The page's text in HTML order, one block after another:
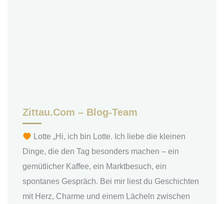
Zittau.com – Blog-Team
Lotte „Hi, ich bin Lotte. Ich liebe die kleinen
Dinge, die den Tag besonders machen – ein
gemütlicher Kaffee, ein Marktbesuch, ein
spontanes Gespräch. Bei mir liest du Geschichten
mit Herz, Charme und einem Lächeln zwischen